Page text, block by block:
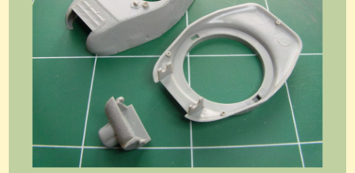
mod.44
référence
6203
au
1/35
(Partie
5).